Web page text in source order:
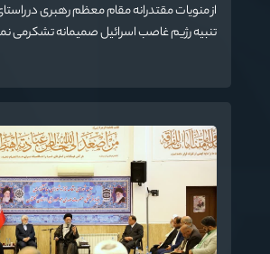
از منویات مقتدرانه مقام معظم رهبری
تنبیه رژیم غاصب اسرائیل صمیمانه تشکرمی
دندان شکن باعث تقویت و تثبیت جایگاه